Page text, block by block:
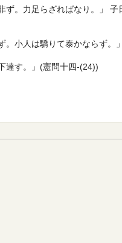
ず。力足らざればなり。」
。小人は驕りて泰かならず。
達す。」(憲問十四-(24))